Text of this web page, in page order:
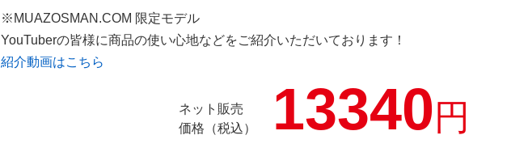
※MUAZOSMAN.COM 限定モデル
YouTuberの皆様に商品の使い心地などをご紹介いただいております！
紹介動画はこちら
ネット販売
価格（税込）
13340円